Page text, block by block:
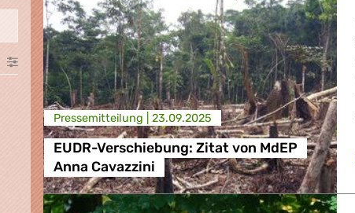
Ernährung, Landwirtschaft
Umwelt, Energie, Verkehr
Presse­mitteilung | 23.09.2025
EUDR-Verschiebung: Zitat von MdEP
Anna Cavazzini